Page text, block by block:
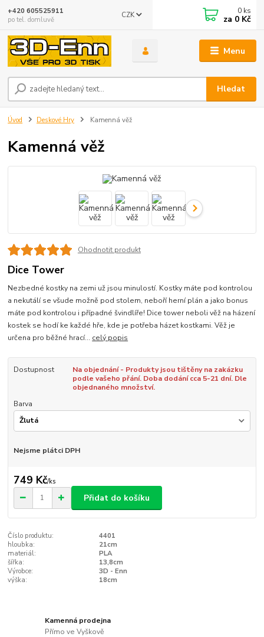
Menu
CZK
Hledat
+420 605525911
po tel. domluvě
0 ks
za 0 Kč
Úvod Deskové Hry Kamenná věž
Kamenná věž
Ohodnotit produkt
Dice Tower
Nezbedné kostky na zemi už jsou minulostí. Kostky máte pod kontrolou
a nekutálí se všude možně pod stolem, neboří herní plán a jako bonus
máte pod kontrolou i případné švindlíře! Dice tower neboli věž na házení
kostek se hodí ke každé hře, kde je potřeba házet kostkami. Věž je
určena pro běžné hrací... celý popis
Dostupnost
Na objednání - Produkty jsou tištěny na zakázku
podle vašeho přání. Doba dodání cca 5-21 dní. Dle
objednaného množství.
Barva
Nejsme plátci DPH
749 Kč/ks
Přidat do košíku
Číslo produktu:
4401
hloubka:
21cm
materiál:
PLA
šířka:
13,8cm
Výrobce:
3D - Enn
výška:
18cm
Kamenná prodejna
Přímo ve Vyškově